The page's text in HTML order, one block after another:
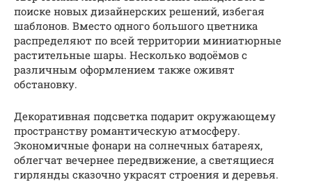
поиске новых дизайнерских решений, избегая
шаблонов. Вместо одного большого цветника
распределяют по всей территории миниатюрные
растительные шары. Несколько водоёмов с
различным оформлением также оживят
обстановку.
Декоративная подсветка подарит окружающему
пространству романтическую атмосферу.
Экономичные фонари на солнечных батареях,
облегчат вечернее передвижение, а светящиеся
гирлянды сказочно украсят строения и деревья.